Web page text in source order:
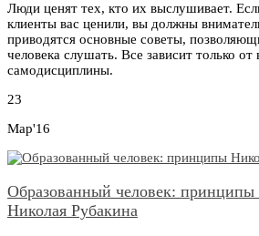
Люди ценят тех, кто их выслушивает.
клиенты вас ценили, вы должны
приводятся основные советы,
человека слушать. Все зависит только от
самодисциплины.
23
Мар'16
Образованный человек: принципы
Николая Рубакина